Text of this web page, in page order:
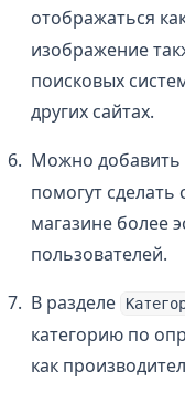
отображаться
изображение
поисковых
других сайтах.
Можно добавить
помогут сделать
магазине более
пользователей.
В разделе
категорию по
как